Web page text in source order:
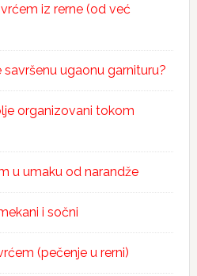
iz rerne (od već
ugaonu garnituru?
organizovani tokom
u umaku od narandže
i sočni
(pečenje u rerni)